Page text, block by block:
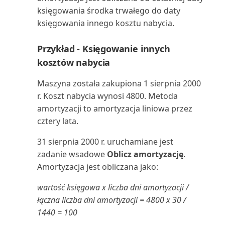
Łączenie z Microsoft Dataverse
Praca z okresami zapasów
Praca z przeglądami
Praca z przychodami cyklicznymi
Praca z raportowaniem Intrastat
Praca z wymiarami w celu
śledzenia i analizowan...
Przegląd finansowy
Przegląd przepływów
pieniężnych
Przeglądanie kont księgi
dla Business C...
numerów dokumentów
Central
Wymiana danych
Wyszukiwanie kontaktów z
Microsoft Teams
Wyświetlanie i edytowanie w
programie Excel z B...
Wyświetlanie niestandardowych
raportów za pomoc...
Uruchamianie i drukowanie
Uruchamianie zadań
Ustawianie układu raportu
Uzgadnianie płatności z
rozszerzeniem Envestnet...
Używanie Business Central z
Outlookiem
Używanie kluczy alokacji w
dziennikach głównych
Nabywca: uproszczone
wiekowanie podsumowania (...
Nabywca: lista 10 najlepszych
(raport)
Nabywca: lista sprzedaży
Nabywca: potwierdzenie
płatności (raport)
Nabywca: szczegółowy bilans
Nabywca: zestawienie obrotów i
sald (raport)
księgowania środka trwałego do daty
księgowania innego kosztu nabycia.
Przykład - Księgowanie innych
kosztów nabycia
Maszyna została zakupiona 1 sierpnia 2000
r. Koszt nabycia wynosi 4800. Metoda
amortyzacji to amortyzacja liniowa przez
cztery lata.
31 sierpnia 2000 r. uruchamiane jest
zadanie wsadowe Oblicz amortyzację.
Amortyzacja jest obliczana jako:
wartość księgowa x liczba dni amortyzacji /
łączna liczba dni amortyzacji = 4800 x 30 /
1440 = 100